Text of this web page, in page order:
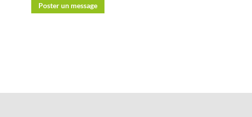
Poster un message